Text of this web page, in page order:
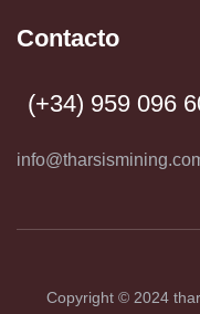
Contacto
(+34) 959 096
Copyright © 2024